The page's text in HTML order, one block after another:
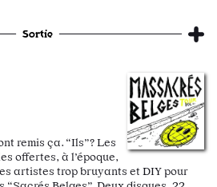
Sortie
remis ça. “Ils”? Les
offertes, à l’époque,
artistes trop bruyants et DIY pour